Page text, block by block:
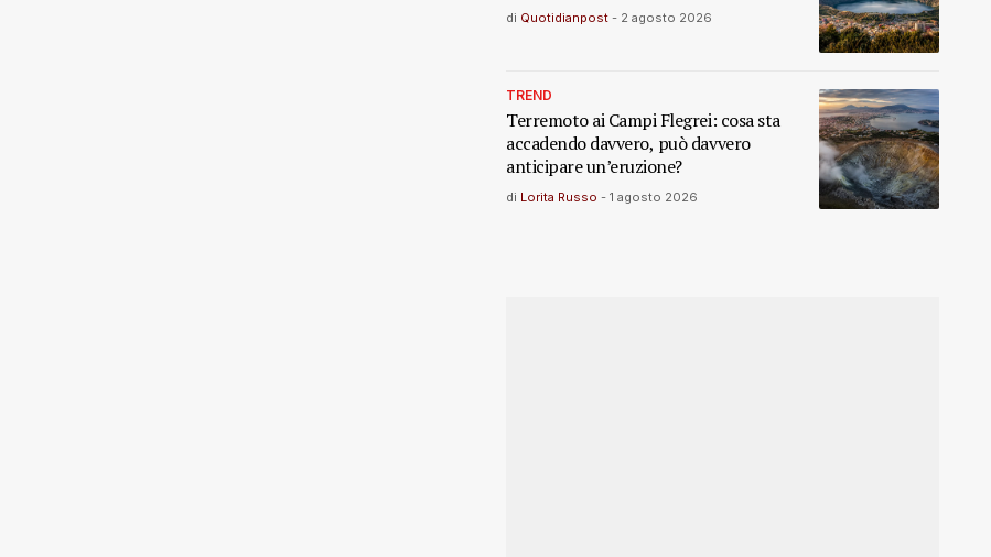
di Quotidianpost - 2 agosto 2026
TREND
Terremoto ai Campi Flegrei: cosa sta
accadendo davvero, può davvero
anticipare un’eruzione?
di Lorita Russo - 1 agosto 2026